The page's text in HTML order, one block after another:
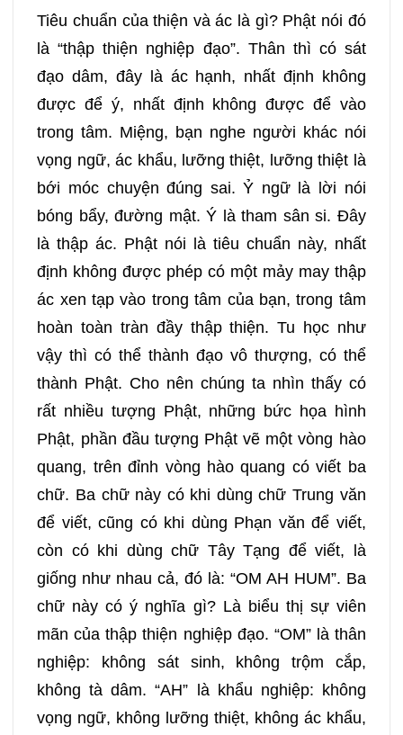
Tiêu chuẩn của thiện và ác là gì? Phật nói đó
là “thập thiện nghiệp đạo”. Thân thì có sát
đạo dâm, đây là ác hạnh, nhất định không
được để ý, nhất định không được để vào
trong tâm. Miệng, bạn nghe người khác nói
vọng ngữ, ác khẩu, lưỡng thiệt, lưỡng thiệt là
bới móc chuyện đúng sai. Ỷ ngữ là lời nói
bóng bẩy, đường mật. Ý là tham sân si. Đây
là thập ác. Phật nói là tiêu chuẩn này, nhất
định không được phép có một mảy may thập
ác xen tạp vào trong tâm của bạn, trong tâm
hoàn toàn tràn đầy thập thiện. Tu học như
vậy thì có thể thành đạo vô thượng, có thể
thành Phật. Cho nên chúng ta nhìn thấy có
rất nhiều tượng Phật, những bức họa hình
Phật, phần đầu tượng Phật vẽ một vòng hào
quang, trên đỉnh vòng hào quang có viết ba
chữ. Ba chữ này có khi dùng chữ Trung văn
để viết, cũng có khi dùng Phạn văn để viết,
còn có khi dùng chữ Tây Tạng để viết, là
giống như nhau cả, đó là: “OM AH HUM”. Ba
chữ này có ý nghĩa gì? Là biểu thị sự viên
mãn của thập thiện nghiệp đạo. “OM” là thân
nghiệp: không sát sinh, không trộm cắp,
không tà dâm. “AH” là khẩu nghiệp: không
vọng ngữ, không lưỡng thiệt, không ác khẩu,